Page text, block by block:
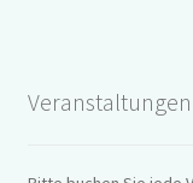
Veranstaltungen